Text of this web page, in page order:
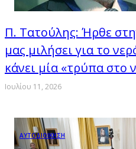
Π. Τατούλης: Ήρθε
μας μιλήσει για το
κάνει μία «τρύπα στο
Ιουλίου 11, 2026
ΑΥΤΟΔΙΟΙΚΗΣΗ